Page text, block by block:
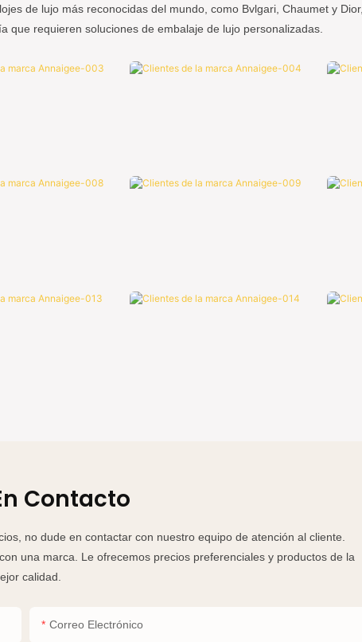
de lujo más reconocidas del mundo, como Bvlgari, Chaumet y Dior,
requieren soluciones de embalaje de lujo personalizadas.
Contacto
no dude en contactar con nuestro equipo de atención al cliente.
una marca. Le ofrecemos precios preferenciales y productos de la
calidad.
Correo Electrónico